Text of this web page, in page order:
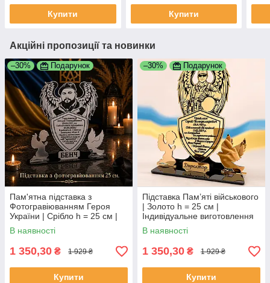
Купити Купити
Акційні пропозиції та новинки
–30% Подарунок
Пам'ятна підставка з
Фотогравіюванням Героя
України | Срібло h = 25 см |
Індивідуальне виготовлення
В наявності
1 350,30 ₴ 1 929 ₴
Купити
–30% Подарунок
Підставка Пам’яті військового
| Золото h = 25 см |
Індивідуальне виготовлення
В наявності
1 350,30 ₴ 1 929 ₴
Купити